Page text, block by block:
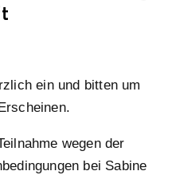
ein und bitten um
wegen der
bei Sabine